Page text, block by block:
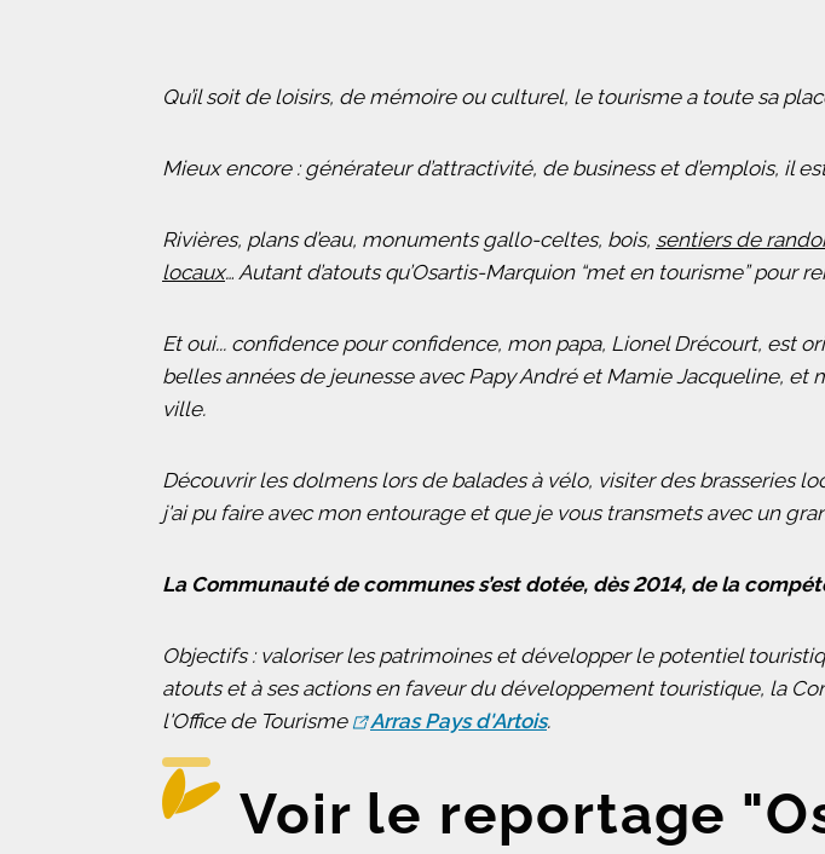
Qu’il soit de loisirs, de mémoire ou culturel, le tourisme a toute sa
Mieux encore : générateur d’attractivité, de business et d’emplois, il
Rivières, plans d’eau, monuments gallo-celtes, bois, sentiers de
locaux… Autant d’atouts qu’Osartis-Marquion “met en tourisme” pour
Et oui... confidence pour confidence, mon papa, Lionel Drécourt, est
belles années de jeunesse avec Papy André et Mamie Jacqueline,
ville.
Découvrir les dolmens lors de balades à vélo, visiter des brasseries
j'ai pu faire avec mon entourage et que je vous transmets avec un
La Communauté de communes s’est dotée, dès 2014, de la
Objectifs : valoriser les patrimoines et développer le potentiel
atouts et à ses actions en faveur du développement touristique, la
l'Office de Tourisme
Arras Pays d'Artois.
Voir le reportage